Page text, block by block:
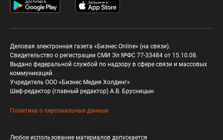
Деловая электронная газета «Бизнес Online» (на связи).
Свидетельство о регистрации СМИ Эл №ФС 77-33484 от 15.10.08.
Выдано федеральной службой по надзору в сфере связи и массовых
коммуникаций.
Учредитель ООО «Бизнес Медия Холдинг»
Шеф-редактор (главный редактор) А.В. Брусницын
Политика о персональных данных
Любое использование материалов допускается